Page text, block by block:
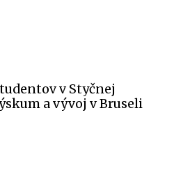
v Styčnej
a vývoj v Bruseli